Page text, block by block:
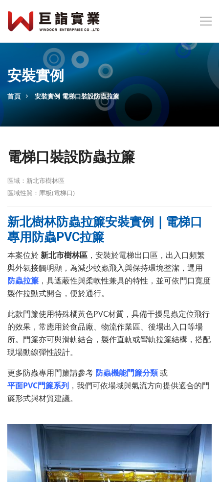
安裝實例
首頁 安裝實例 電梯口裝設防蟲拉簾
電梯口裝設防蟲拉簾
區域：新北市樹林區
區域性質：庫板(電梯口)
新北樹林防蟲拉簾安裝實例｜電梯口
專用防蟲PVC拉簾
本案位於新北市樹林區 ，安裝於電梯出口區，出入口頻繁
與外氣接觸明顯，為減少蚊蟲飛入與保持環境整潔，選用
防蟲拉簾 ，具遮蔽性與柔軟性兼具的特性，並可依門口寬度
製作拉動式開合，便於通行。
此款門簾使用特殊橘黃色PVC材質，具備干擾昆蟲定位飛行
的效果，常應用於食品廠、物流作業區、後場出入口等場
所。門簾亦可與滑軌結合，製作直軌或彎軌拉簾結構，搭配
現場動線彈性設計。
更多防蟲專用門簾請參考 防蟲機能門簾分類或
平面PVC門簾系列 ，我們可依場域與氣流方向提供適合的門
簾形式與材質建議。